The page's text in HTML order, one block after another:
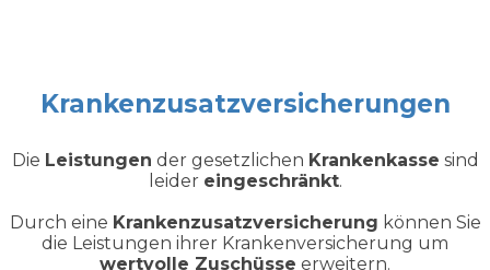
Krankenzusatzversicherungen
Die Leistungen der gesetzlichen Krankenkasse sind
leider eingeschränkt.
Durch eine Krankenzusatzversicherung können Sie
die Leistungen ihrer Krankenversicherung um
wertvolle Zuschüsse erweitern.